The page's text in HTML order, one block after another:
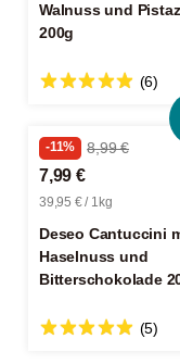
Walnuss und
200g
(6)
-11% 8,99 €
7,99 €
39,95 € / 1kg
Deseo Cantuccini
Haselnuss und
Bitterschokolade
(5)